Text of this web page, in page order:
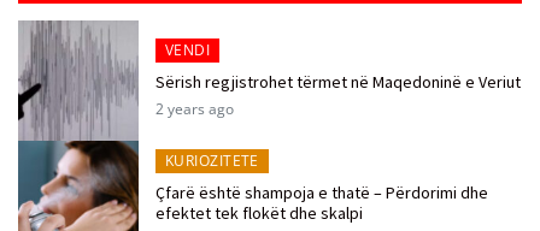
VENDI
Sërish regjistrohet tërmet në Maqedoninë e Veriut
2 years ago
KURIOZITETE
Çfarë është shampoja e thatë – Përdorimi dhe
efektet tek flokët dhe skalpi